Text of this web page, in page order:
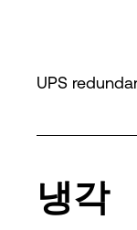
UPS
냉각